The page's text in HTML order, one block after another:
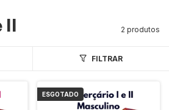
II 2 produtos
FILTRAR
ESGOTADO